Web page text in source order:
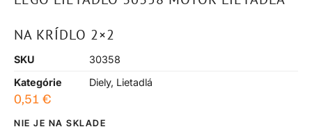
NA KRÍDLO 2×2
SKU
30358
Kategórie
Diely, Lietadlá
0,51 €
NIE JE NA SKLADE